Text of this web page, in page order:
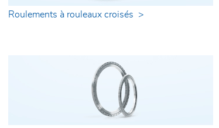
Roulements à rouleaux croisés >